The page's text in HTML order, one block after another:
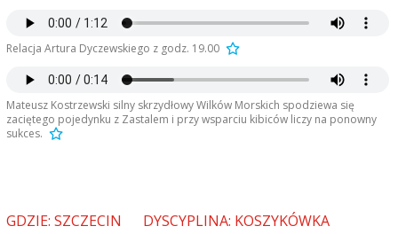
Relacja Artura Dyczewskiego z godz. 19.00
Mateusz Kostrzewski silny skrzydłowy Wilków Morskich spodziewa się
zaciętego pojedynku z Zastalem i przy wsparciu kibiców liczy na ponowny
sukces.
GDZIE: SZCZECIN DYSCYPLINA: KOSZYKÓWKA